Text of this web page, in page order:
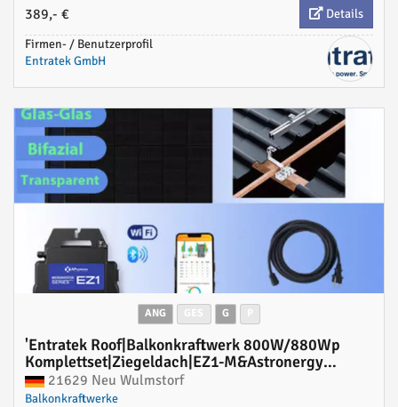
389,- €
Details
Firmen- / Benutzerprofil
Entratek GmbH
ANG G
'Entratek Roof|Balkonkraftwerk 800W/880Wp
Komplettset|Ziegeldach|EZ1-M&Astronergy
440Wp'
21629 Neu Wulmstorf
Balkonkraftwerke